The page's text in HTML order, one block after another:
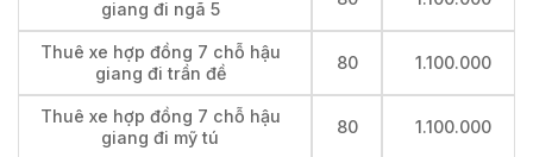
giang đi ngã 5
Thuê xe hợp đồng 7 chỗ hậu
giang đi trần đề
80 1.100.000
Thuê xe hợp đồng 7 chỗ hậu
giang đi mỹ tú
80 1.100.000